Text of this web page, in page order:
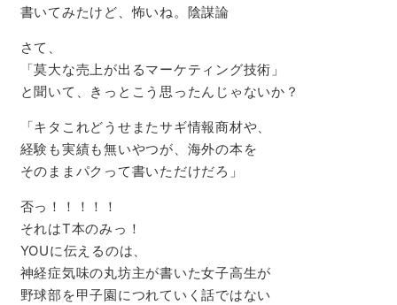
書いてみたけど、怖いね。陰謀論
さて、
「莫大な売上が出るマーケティング技術」
と聞いて、きっとこう思ったんじゃないか？
「キタこれどうせまたサギ情報商材や、
経験も実績も無いやつが、海外の本を
そのままパクって書いただけだろ」
否っ！！！！！
それはT本のみっ！
YOUに伝えるのは、
神経症気味の丸坊主が書いた女子高生が
野球部を甲子園につれていく話ではない